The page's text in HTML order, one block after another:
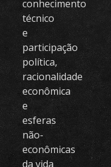
conhecimento
técnico
e
participação
política,
racionalidade
econômica
e
esferas
não-
econômicas
da vida